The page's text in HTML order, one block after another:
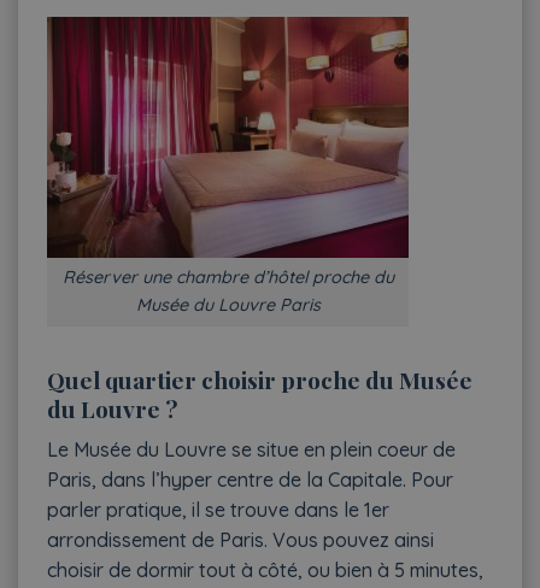
Réserver une chambre d’hôtel proche du
Musée du Louvre Paris
Quel quartier choisir proche du Musée
du Louvre ?
Le Musée du Louvre se situe en plein coeur de
Paris, dans l’hyper centre de la Capitale. Pour
parler pratique, il se trouve dans le 1er
arrondissement de Paris. Vous pouvez ainsi
choisir de dormir tout à côté, ou bien à 5 minutes,